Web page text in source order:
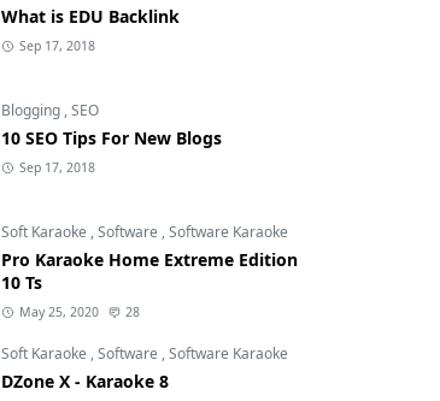
What is EDU Backlink
Sep 17, 2018
Blogging ,SEO
10 SEO Tips For New Blogs
Sep 17, 2018
Soft Karaoke ,Software ,Software Karaoke
Pro Karaoke Home Extreme Edition
10 Ts
May 25, 2020 28
Soft Karaoke ,Software ,Software Karaoke
DZone X - Karaoke 8